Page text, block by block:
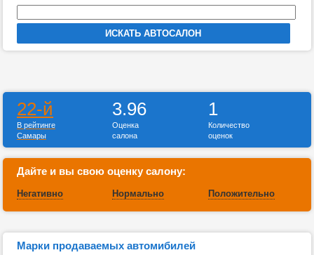
22-й
В рейтинге
Самары
3.96
Оценка
салона
1
Количество
оценок
Дайте и вы свою оценку салону:
Негативно Нормально Положительно
Марки продаваемых автомибилей